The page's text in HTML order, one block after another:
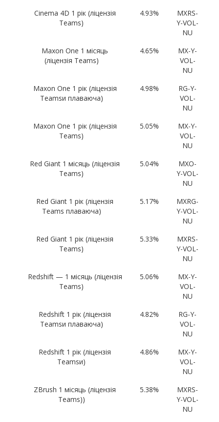
Cinema 4D 1 рік (ліцензія
Teams)
4.93%
MXRS-
Y-VOL-
NU
Maxon One 1 місяць
(ліцензія Teams)
4.65%
MX-Y-
VOL-
NU
Maxon One 1 рік (ліцензія
Teamsи плаваюча)
4.98%
RG-Y-
VOL-
NU
Maxon One 1 рік (ліцензія
Teams)
5.05%
MX-Y-
VOL-
NU
Red Giant 1 місяць (ліцензія
Teams)
5.04%
MXO-
Y-VOL-
NU
Red Giant 1 рік (ліцензія
Teams плаваюча)
5.17%
MXRG-
Y-VOL-
NU
Red Giant 1 рік (ліцензія
Teams)
5.33%
MXRS-
Y-VOL-
NU
Redshift — 1 місяць (ліцензія
Teams)
5.06%
MX-Y-
VOL-
NU
Redshift 1 рік (ліцензія
Teamsи плаваюча)
4.82%
RG-Y-
VOL-
NU
Redshift 1 рік (ліцензія
Teamsи)
4.86%
MX-Y-
VOL-
NU
ZBrush 1 місяць (ліцензія
Teams))
5.38%
MXRS-
Y-VOL-
NU